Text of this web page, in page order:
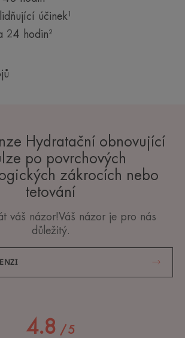
účinek¹
24 hodin²
Hydratační obnovující
po povrchových
zákrocích nebo
tetování
váš názor!Váš názor je pro nás
důležitý.
4.8 /5